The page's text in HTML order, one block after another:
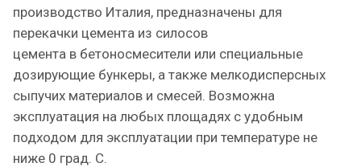
производство Италия, предназначены для
перекачки цемента из силосов
цемента в бетоносмесители или специальные
дозирующие бункеры, а также мелкодисперсных
сыпучих материалов и смесей. Возможна
эксплуатация на любых площадях с удобным
подходом для эксплуатации при температуре не
ниже 0 град. С.